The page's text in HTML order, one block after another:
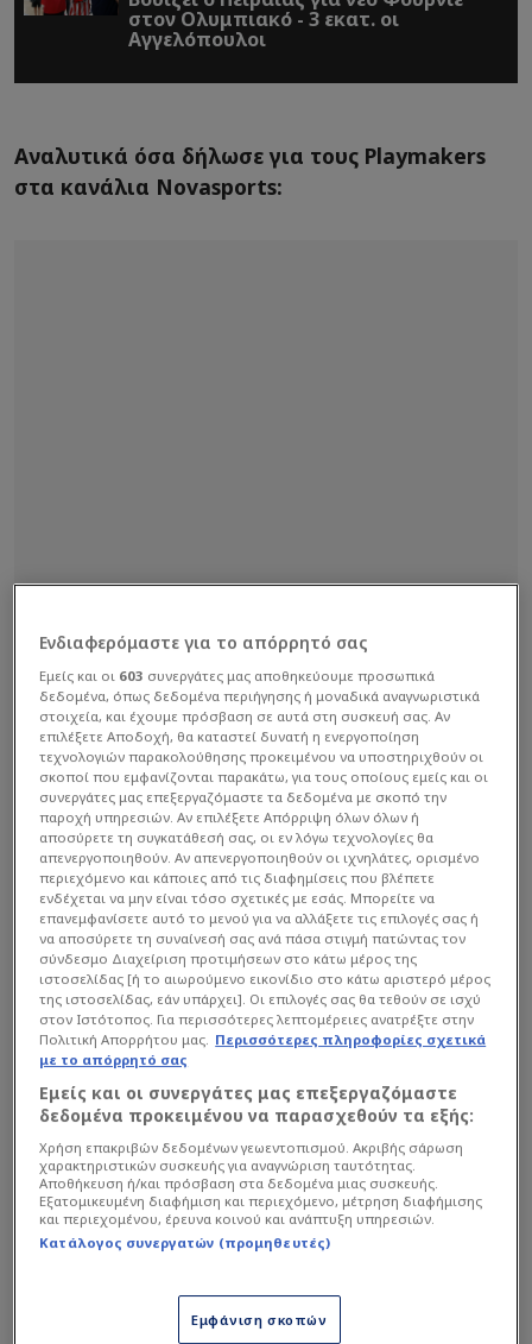
στον Ολυμπιακό - 3 εκατ. οι
Αγγελόπουλοι
Αναλυτικά όσα δήλωσε για τους Playmakers
στα κανάλια Novasports:
Για το αν είναι προληπτικός με την πρώτη
θέση:
Διαβάστε επίσης...
Euroleague: Τα σενάρια μετά
το δώρο και οι πιθανοί
αντίπαλοι Ολυμπιακού-
ΠΑΟ
Ντόρσεϊ, Μιλουτίνοφ, Χολ -
Έτσι ήρθε η πρωτιά (Ηls)
Ενδιαφερόμαστε για το απόρρητό σας
Εμείς και οι 603 συνεργάτες μας αποθηκεύουμε προσωπικά
δεδομένα, όπως δεδομένα περιήγησης ή μοναδικά αναγνωριστικά
στοιχεία, και έχουμε πρόσβαση σε αυτά στη συσκευή σας. Αν
επιλέξετε Αποδοχή, θα καταστεί δυνατή η ενεργοποίηση
τεχνολογιών παρακολούθησης προκειμένου να υποστηριχθούν οι
σκοποί που εμφανίζονται παρακάτω, για τους οποίους εμείς και οι
συνεργάτες μας επεξεργαζόμαστε τα δεδομένα με σκοπό την
παροχή υπηρεσιών. Αν επιλέξετε Απόρριψη όλων όλων ή
αποσύρετε τη συγκατάθεσή σας, οι εν λόγω τεχνολογίες θα
απενεργοποιηθούν. Αν απενεργοποιηθούν οι ιχνηλάτες, ορισμένο
περιεχόμενο και κάποιες από τις διαφημίσεις που βλέπετε
ενδέχεται να μην είναι τόσο σχετικές με εσάς. Μπορείτε να
επανεμφανίσετε αυτό το μενού για να αλλάξετε τις επιλογές σας ή
να αποσύρετε τη συναίνεσή σας ανά πάσα στιγμή πατώντας τον
σύνδεσμο Διαχείριση προτιμήσεων στο κάτω μέρος της
ιστοσελίδας [ή το αιωρούμενο εικονίδιο στο κάτω αριστερό μέρος
της ιστοσελίδας, εάν υπάρχει]. Οι επιλογές σας θα τεθούν σε ισχύ
στον Ιστότοπος. Για περισσότερες λεπτομέρειες ανατρέξτε στην
Πολιτική Απορρήτου μας. Περισσότερες πληροφορίες σχετικά
με το απόρρητό σας
Εμείς και οι συνεργάτες μας επεξεργαζόμαστε
δεδομένα προκειμένου να παρασχεθούν τα εξής:
Χρήση επακριβών δεδομένων γεωεντοπισμού. Ακριβής σάρωση
χαρακτηριστικών συσκευής για αναγνώριση ταυτότητας.
Αποθήκευση ή/και πρόσβαση στα δεδομένα μιας συσκευής.
Εξατομικευμένη διαφήμιση και περιεχόμενο, μέτρηση διαφήμισης
και περιεχομένου, έρευνα κοινού και ανάπτυξη υπηρεσιών.
Κατάλογος συνεργατών (προμηθευτές)
Εμφάνιση σκοπών